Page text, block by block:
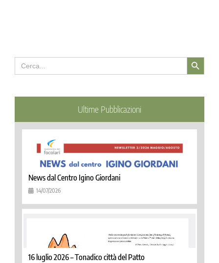
Search
for:
Search Button
Ultime Pubblicazioni
News dal Centro Igino Giordani
14/07/2026
16 luglio 2026 – Tonadico città del Patto